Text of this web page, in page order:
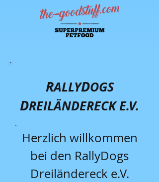
RALLYDOGS
DREILÄNDERECK E.V.
Herzlich willkommen
bei den RallyDogs
Dreiländereck e.V.